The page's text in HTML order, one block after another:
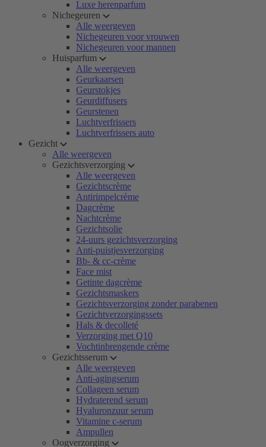
Luxe herenparfum
Nichegeuren
Alle weergeven
Nichegeuren voor vrouwen
Nichegeuren voor mannen
Huisparfum
Alle weergeven
Geurkaarsen
Geurstokjes
Geurdiffusers
Geurstenen
Luchtverfrissers
Luchtverfrissers auto
Gezicht
Alle weergeven
Gezichtsverzorging
Alle weergeven
Gezichtscrème
Antirimpelcrème
Dagcrème
Nachtcrème
Gezichtsolie
24-uurs gezichtsverzorging
Anti-puistjesverzorging
Bb- & cc-crème
Face mist
Getinte dagcrème
Gezichtsmaskers
Gezichtsverzorging zonder parabenen
Gezichtverzorgingssets
Hals & decolleté
Verzorging met Q10
Vochtinbrengende crème
Gezichtsserum
Alle weergeven
Anti-agingserum
Collageen serum
Hydraterend serum
Hyaluronzuur serum
Vitamine c-serum
Ampullen
Oogverzorging